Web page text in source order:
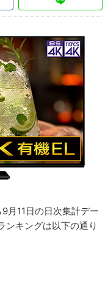
月11日の日次集計デー
ンキングは以下の通り